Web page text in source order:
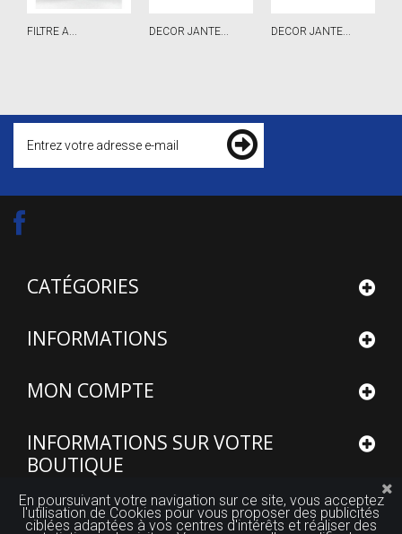
FILTRE A... DECOR JANTE... DECOR JANTE...
CATÉGORIES
INFORMATIONS
MON COMPTE
INFORMATIONS SUR VOTRE
BOUTIQUE
En poursuivant votre navigation sur ce site, vous acceptez
l'utilisation de Cookies pour vous proposer des publicités
ciblées adaptées à vos centres d'intérêts et réaliser des